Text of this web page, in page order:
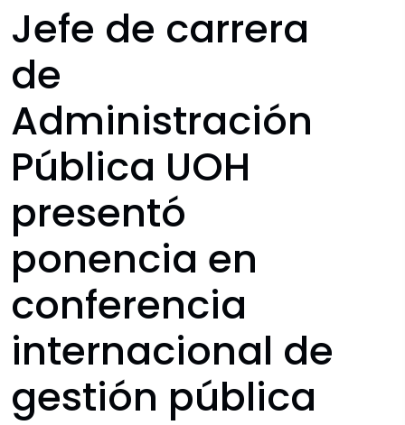
Jefe de carrera
de
Administración
Pública UOH
presentó
ponencia en
conferencia
internacional de
gestión pública